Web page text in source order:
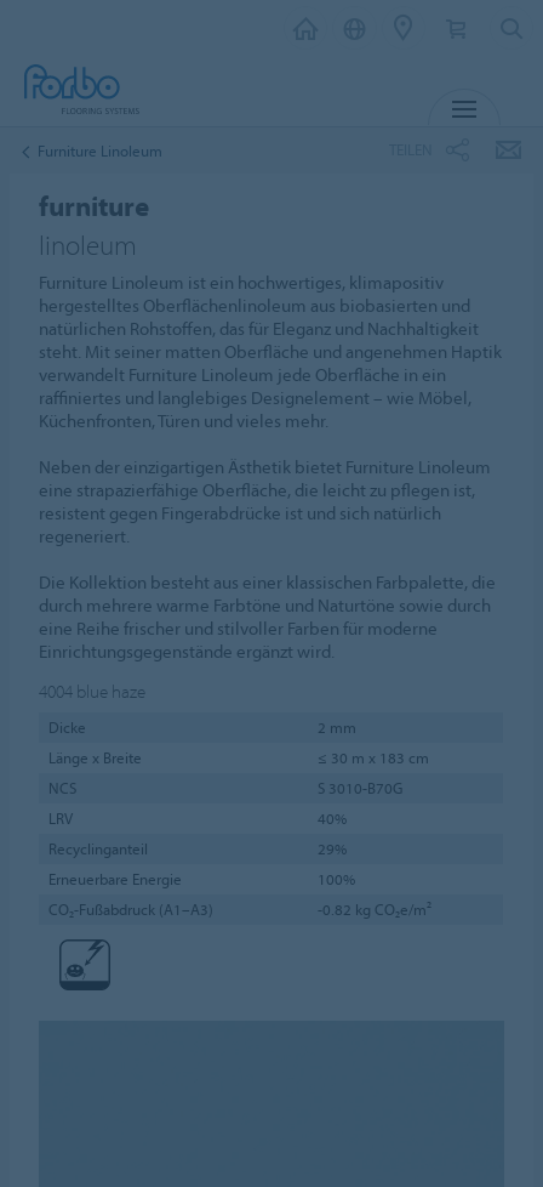
Furniture Linoleum
furniture
linoleum
Furniture Linoleum ist ein hochwertiges, klimapositiv
hergestelltes Oberflächenlinoleum aus biobasierten und
natürlichen Rohstoffen, das für Eleganz und Nachhaltigkeit
steht. Mit seiner matten Oberfläche und angenehmen Haptik
verwandelt Furniture Linoleum jede Oberfläche in ein
raffiniertes und langlebiges Designelement – wie Möbel,
Küchenfronten, Türen und vieles mehr.
Neben der einzigartigen Ästhetik bietet Furniture Linoleum
eine strapazierfähige Oberfläche, die leicht zu pflegen ist,
resistent gegen Fingerabdrücke ist und sich natürlich
regeneriert.
Die Kollektion besteht aus einer klassischen Farbpalette, die
durch mehrere warme Farbtöne und Naturtöne sowie durch
eine Reihe frischer und stilvoller Farben für moderne
Einrichtungsgegenstände ergänzt wird.
4004 blue haze
Dicke
2 mm
Länge x Breite
≤ 30 m x 183 cm
NCS
S 3010-B70G
LRV
40%
Recyclinganteil
29%
Erneuerbare Energie
100%
CO₂-Fußabdruck (A1–A3)
-0.82 kg CO₂e/m²